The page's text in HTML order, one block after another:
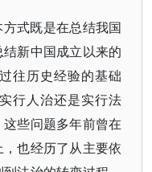
式既是在总结我国
新中国成立以来的
往历史经验的基础
行人治还是实行法
些问题多年前曾在
也经历了从主要依